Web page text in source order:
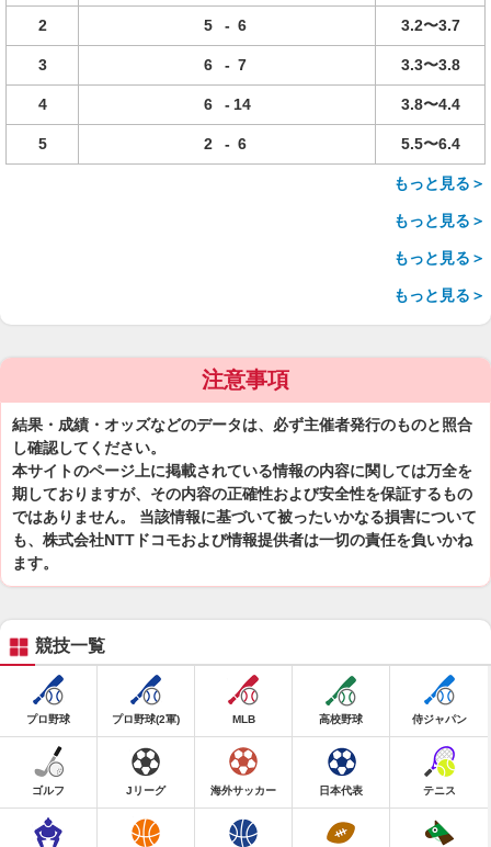
2 5 - 6 3.2〜3.7
3 6 - 7 3.3〜3.8
4 6 - 14 3.8〜4.4
5 2 - 6 5.5〜6.4
もっと見る＞
もっと見る＞
もっと見る＞
もっと見る＞
注意事項
結果・成績・オッズなどのデータは、必ず主催者発行のものと照合
し確認してください。
本サイトのページ上に掲載されている情報の内容に関しては万全を
期しておりますが、その内容の正確性および安全性を保証するもの
ではありません。 当該情報に基づいて被ったいかなる損害について
も、株式会社NTTドコモおよび情報提供者は一切の責任を負いかね
ます。
競技一覧
プロ野球 プロ野球(2軍) MLB 高校野球 侍ジャパン
ゴルフ Jリーグ 海外サッカー 日本代表 テニス